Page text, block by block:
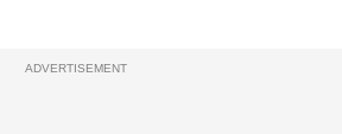
ADVERTISEMENT